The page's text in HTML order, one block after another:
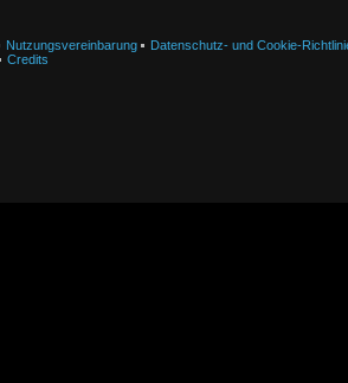
Nutzungsvereinbarung
Datenschutz- und Cookie-
Credits